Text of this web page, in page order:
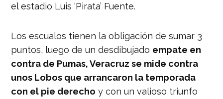
el estadio Luis ‘Pirata’ Fuente.
Los escualos tienen la obligación de sumar 3
puntos, luego de un desdibujado empate en
contra de Pumas, Veracruz se mide contra
unos Lobos que arrancaron la temporada
con el pie derecho y con un valioso triunfo